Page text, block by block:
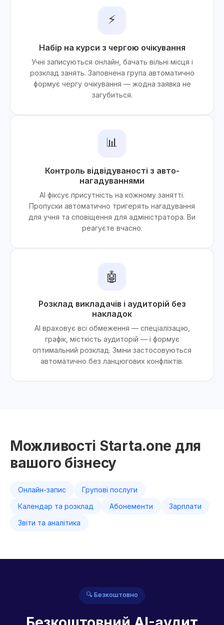
⚡
Набір на курси з чергою очікування
Учні записуються онлайн, бачать вільні місця і
розклад занять. Заповнена група автоматично
формує чергу очікування — жодна заявка не
загубиться.
📊
Контроль відвідуваності з авто-
нагадуваннями
AI фіксує присутність на кожному занятті.
Пропуски автоматично тригерять нагадування
для учня та сповіщення для адміністратора. Ви
реагуєте вчасно.
🤖
Розклад викладачів і аудиторій без
накладок
AI враховує всі обмеження — спеціалізацію,
графік, місткість аудиторій — і формує
оптимальний розклад. Зміни застосовуються
автоматично без ланцюгових конфліктів.
Можливості Starta.one для
вашого бізнесу
Онлайн-запис
Групові послуги
Календар та розклад
Абонементи
Зарплати
Звіти та аналітика
🔍 Безкоштовно